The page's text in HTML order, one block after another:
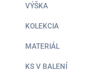
VÝŠKA
KOLEKCIA
MATERIÁL
KS V BALENÍ